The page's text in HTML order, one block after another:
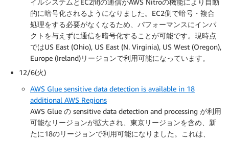
イルシステムとEC2間の通信がAWS Nitroの機能により自動
的に暗号化されるようになりました。EC2側で暗号・複合
処理をする必要がなくなるため、パフォーマンスにインパ
クトを与えずに通信を暗号化することが可能です。現時点
ではUS East (Ohio), US East (N. Virginia), US West (Oregon),
Europe (Ireland)リージョンで利用可能になっています。
12/6(火)
AWS Glue sensitive data detection is available in 18
additional AWS Regions
AWS Glue の sensitive data detection and processing が利用
可能なリージョンが拡大され、東京リージョンを含め、新
たに18のリージョンで利用可能になりました。これは、